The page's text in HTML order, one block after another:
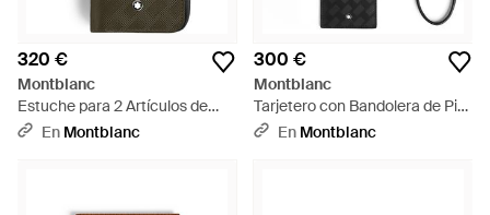
320 €
Montblanc
Estuche para 2 Artículos de
Escritura con Cremallera de
En Montblanc
300 €
Montblanc
Tarjetero con Bandolera de Piel
Extreme - Negro
En Montblanc